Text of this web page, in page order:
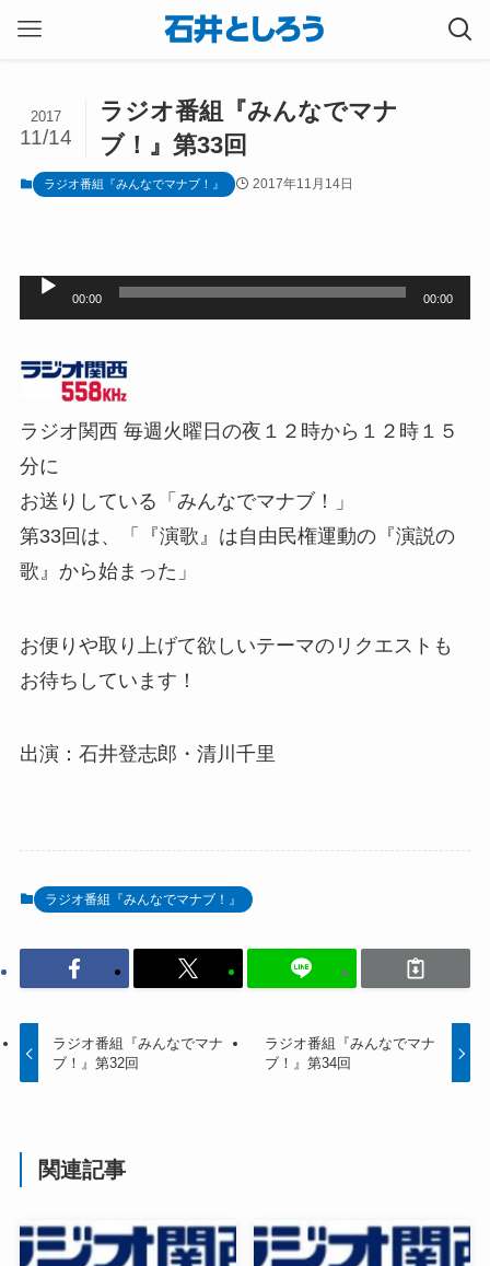
ラジオ番組『みんなでマナ
ブ！』第33回
2017
11/14
ラジオ番組『みんなでマナブ！』 2017年11月14日
プ
ー
ヤ
ー
00:00 00:00
ラジオ関西 毎週火曜日の夜１２時から１２時１５
分に
お送りしている「みんなでマナブ！」
第33回は、「『演歌』は自由民権運動の『演説の
歌』から始まった」
お便りや取り上げて欲しいテーマのリクエストも
お待ちしています！
出演：石井登志郎・清川千里
ラジオ番組『みんなでマナブ！』
ラジオ番組『みんなでマナ
ブ！』第32回
ラジオ番組『みんなでマナ
ブ！』第34回
関連記事